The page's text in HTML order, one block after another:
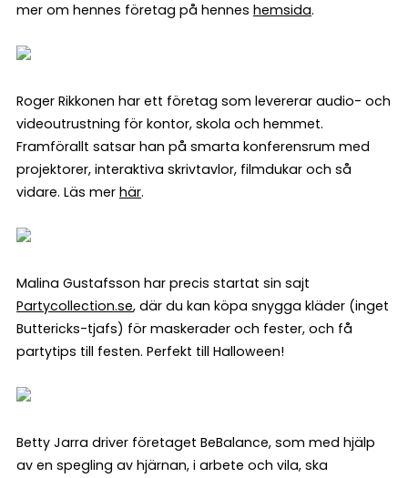
mer om hennes företag på hennes hemsida.
Roger Rikkonen har ett företag som levererar audio- och
videoutrustning för kontor, skola och hemmet.
Framförallt satsar han på smarta konferensrum med
projektorer, interaktiva skrivtavlor, filmdukar och så
vidare. Läs mer här.
Malina Gustafsson har precis startat sin sajt
Partycollection.se, där du kan köpa snygga kläder (inget
Buttericks-tjafs) för maskerader och fester, och få
partytips till festen. Perfekt till Halloween!
Betty Jarra driver företaget BeBalance, som med hjälp
av en spegling av hjärnan, i arbete och vila, ska